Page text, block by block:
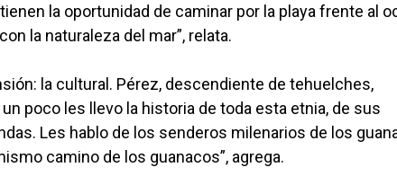
la oportunidad de caminar por la playa frente al
la naturaleza del mar”, relata.
la cultural. Pérez, descendiente de tehuelches,
poco les llevo la historia de toda esta etnia, de sus
Les hablo de los senderos milenarios de los
camino de los guanacos”, agrega.